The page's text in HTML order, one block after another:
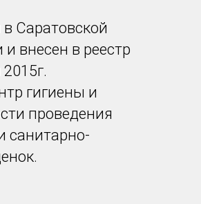
Саратовской
внесен в реестр
гигиены и
проведения
санитарно-